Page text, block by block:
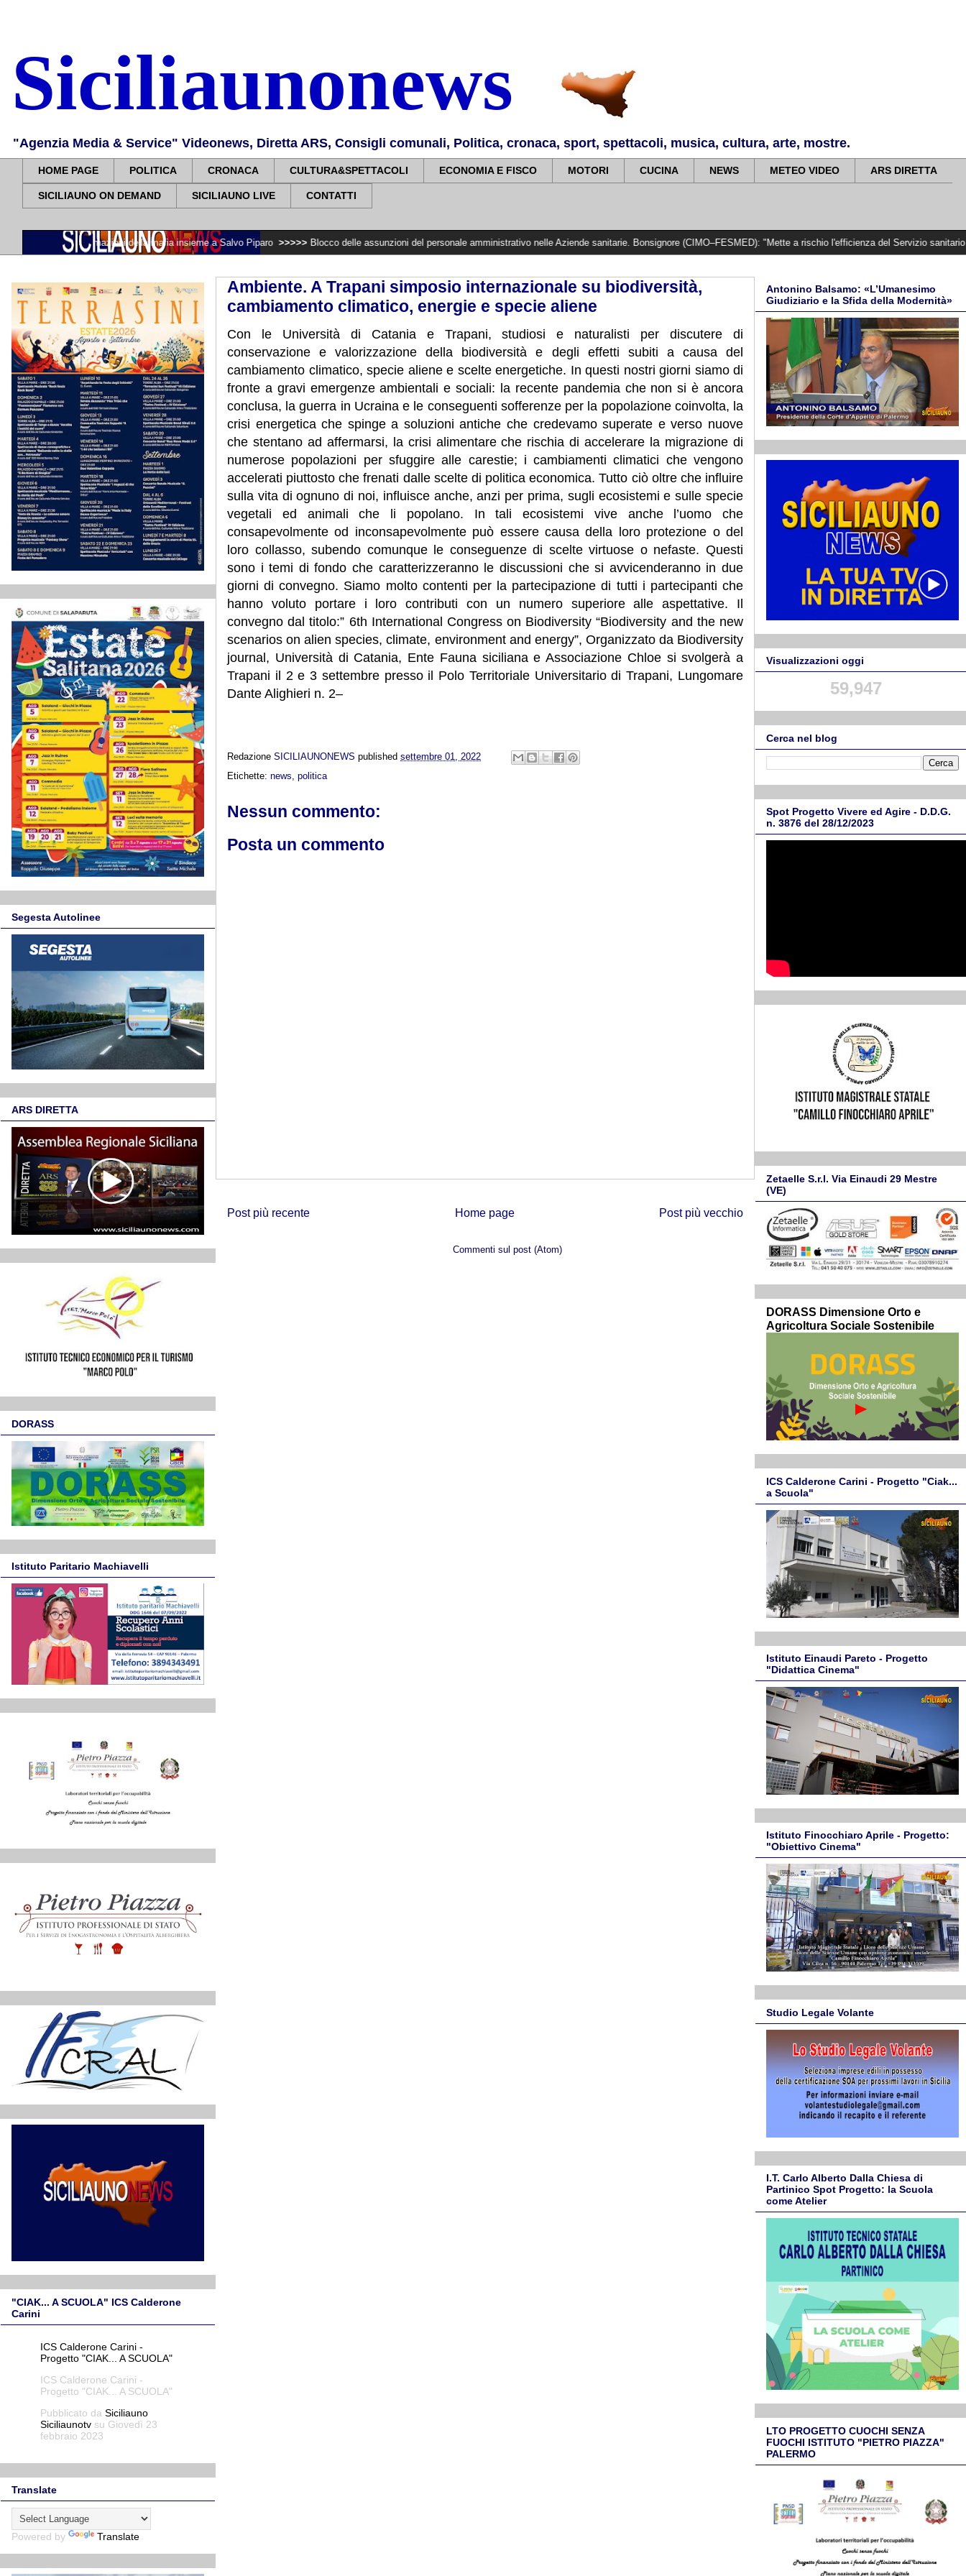
Siciliaunonews
"Agenzia Media & Service" Videonews, Diretta ARS, Consigli comunali, Politica, cronaca, sport, spettacoli, musica, cultura, arte, mostre.
HOME PAGE POLITICA CRONACA CULTURA&SPETTACOLI ECONOMIA E FISCO MOTORI CUCINA NEWS METEO VIDEO ARS DIRETTA
SICILIAUNO ON DEMAND SICILIAUNO LIVE CONTATTI
della mafia insieme a Salvo Piparo >>>>> Blocco delle assunzioni del personale amministrativo nelle Aziende sanitarie. Bonsignore (CIMO–FESMED): "Mette a rischio l'efficienza del Servizio sanitario regionale"
Ambiente. A Trapani simposio internazionale su biodiversità,
cambiamento climatico, energie e specie aliene
Con le Università di Catania e Trapani, studiosi e naturalisti per discutere di
conservazione e valorizzazione della biodiversità e degli effetti subiti a causa del
cambiamento climatico, specie aliene e scelte energetiche. In questi nostri giorni siamo di
fronte a gravi emergenze ambientali e sociali: la recente pandemia che non si è ancora
conclusa, la guerra in Ucraina e le conseguenti sofferenze per la popolazione coinvolta, la
crisi energetica che spinge a soluzioni antiche che credevamo superate e verso nuove
che stentano ad affermarsi, la crisi alimentare che rischia di accelerare la migrazione di
numerose popolazioni per sfuggire alle carestie; i cambiamenti climatici che vengono
accelerati piuttosto che frenati dalle scelte di politica economica. Tutto ciò oltre che influire
sulla vita di ognuno di noi, influisce anche, anzi per prima, sugli ecosistemi e sulle specie
vegetali ed animali che li popolano. In tali ecosistemi vive anche l’uomo che
consapevolmente od inconsapevolmente può essere causa della loro protezione o del
loro collasso, subendo comunque le conseguenze di scelte virtuose o nefaste. Questi
sono i temi di fondo che caratterizzeranno le discussioni che si avvicenderanno in due
giorni di convegno. Siamo molto contenti per la partecipazione di tutti i partecipanti che
hanno voluto portare i loro contributi con un numero superiore alle aspettative. Il
convegno dal titolo:” 6th International Congress on Biodiversity “Biodiversity and the new
scenarios on alien species, climate, environment and energy”, Organizzato da Biodiversity
journal, Università di Catania, Ente Fauna siciliana e Associazione Chloe si svolgerà a
Trapani il 2 e 3 settembre presso il Polo Territoriale Universitario di Trapani, Lungomare
Dante Alighieri n. 2–
Redazione SICILIAUNONEWS published settembre 01, 2022
Etichette: news politica
Nessun commento:
Posta un commento
Post più recente Post più vecchio
Home page
Commenti sul post (Atom)
Segesta Autolinee
ARS DIRETTA
DORASS
Istituto Paritario Machiavelli
"CIAK... A SCUOLA" ICS Calderone
Carini
ICS Calderone Carini -
Progetto "CIAK... A SCUOLA"
ICS Calderone Carini -
Progetto "CIAK... A SCUOLA"
Pubblicato da Siciliauno
Siciliaunotv su Giovedì 23
febbraio 2023
Translate
Powered by Translate
Antonino Balsamo: «L’Umanesimo
Giudiziario e la Sfida della Modernità»
Visualizzazioni oggi
59,947
Cerca nel blog
Spot Progetto Vivere ed Agire - D.D.G.
n. 3876 del 28/12/2023
Zetaelle S.r.l. Via Einaudi 29 Mestre
(VE)
DORASS Dimensione Orto e
Agricoltura Sociale Sostenibile
ICS Calderone Carini - Progetto "Ciak...
a Scuola"
Istituto Einaudi Pareto - Progetto
"Didattica Cinema"
Istituto Finocchiaro Aprile - Progetto:
"Obiettivo Cinema"
Studio Legale Volante
I.T. Carlo Alberto Dalla Chiesa di
Partinico Spot Progetto: la Scuola
come Atelier
LTO PROGETTO CUOCHI SENZA
FUOCHI ISTITUTO "PIETRO PIAZZA"
PALERMO